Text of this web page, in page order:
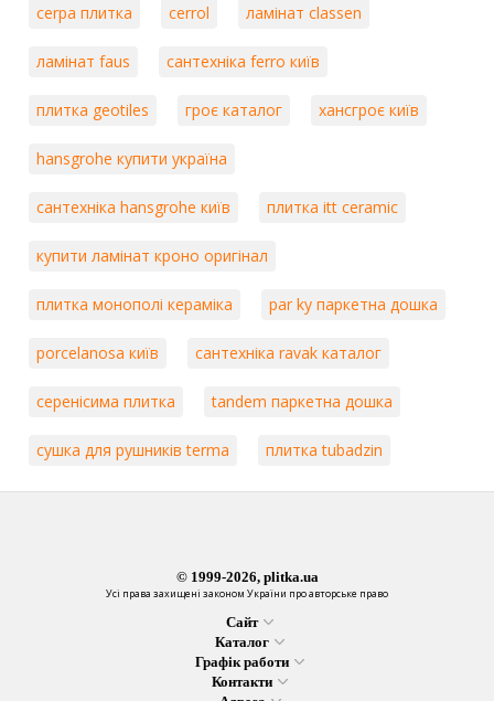
cerpa плитка cerrol ламінат classen
ламінат faus сантехніка ferro київ
плитка geotiles гроє каталог хансгроє київ
hansgrohe купити україна
сантехніка hansgrohe київ плитка itt ceramic
купити ламінат кроно оригінал
плитка монополі кераміка par ky паркетна дошка
porcelanosa київ сантехніка ravak каталог
серенісима плитка tandem паркетна дошка
сушка для рушників terma плитка tubadzin
© 1999-2026, plitka.ua
Усі права захищені законом України про авторське право
Сайт
Каталог
Графік работи
Контакти